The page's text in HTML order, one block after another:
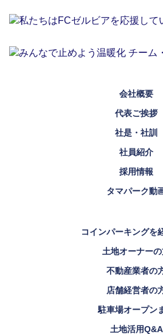
会社概要
代表ご挨拶
社是・社訓
社員紹介
採用情報
タマパーク動
コインパーキングを
土地オーナー
不動産業者の
店舗経営者の
駐車場オープン
土地活用Q&A